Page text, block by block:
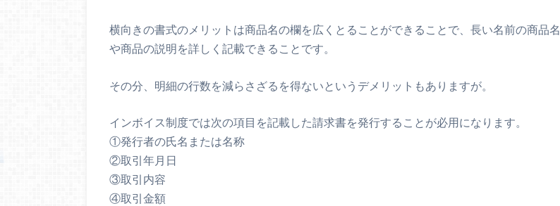
横向きの書式のメリットは商品名の欄を広くとることができることで、長い名前の商品名
や商品の説明を詳しく記載できることです。
その分、明細の行数を減らさざるを得ないというデメリットもありますが。
インボイス制度では次の項目を記載した請求書を発行することが必用になります。
①発行者の氏名または名称
②取引年月日
③取引内容
④取引金額